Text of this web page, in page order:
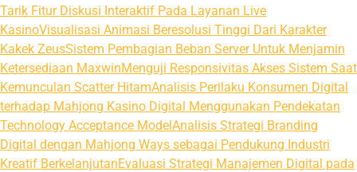
Tarik Fitur Diskusi Interaktif Pada Layanan Live
KasinoVisualisasi Animasi Beresolusi Tinggi Dari Karakter
Kakek ZeusSistem Pembagian Beban Server Untuk Menjamin
Ketersediaan MaxwinMenguji Responsivitas Akses Sistem Saat
Kemunculan Scatter HitamAnalisis Perilaku Konsumen Digital
terhadap Mahjong Kasino Digital Menggunakan Pendekatan
Technology Acceptance ModelAnalisis Strategi Branding
Digital dengan Mahjong Ways sebagai Pendukung Industri
Kreatif BerkelanjutanEvaluasi Strategi Manajemen Digital pada